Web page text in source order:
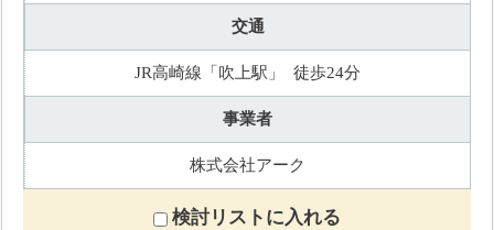
交通
JR高崎線「吹上駅」 徒歩24分
事業者
株式会社アーク
検討リストに入れる